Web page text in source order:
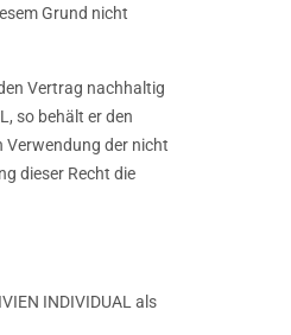
Grund nicht
Vertrag nachhaltig
so behält er den
Verwendung der nicht
dieser Recht die
INDIVIDUAL als